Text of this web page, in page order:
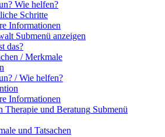
Wie helfen?
Schritte
Informationen
Submenü anzeigen
das?
/ Merkmale
/ Wie helfen?
Informationen
Therapie und Beratung Submenü
und Tatsachen